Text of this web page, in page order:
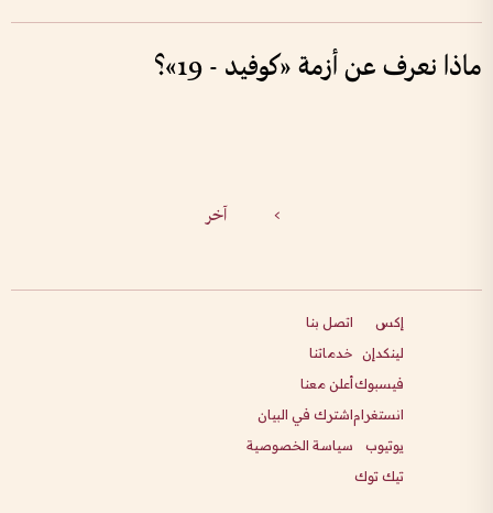
ماذا نعرف عن أزمة «كوفيد - 19»؟
> آخر
إكس
لينكدإن
فيسبوك
انستغرام
يوتيوب
تيك توك
اتصل بنا
خدماتنا
أعلن معنا
اشترك في البيان
سياسة الخصوصية